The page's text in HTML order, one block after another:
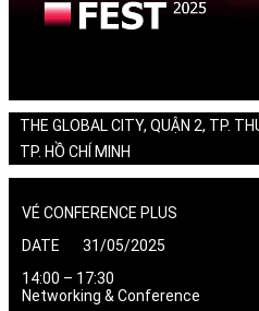
THE GLOBAL CITY, QUẬN 2, TP.
TP. HỒ CHÍ MINH
VÉ CONFERENCE PLUS
DATE 31/05/2025
14:00 – 17:30
Networking & Conference